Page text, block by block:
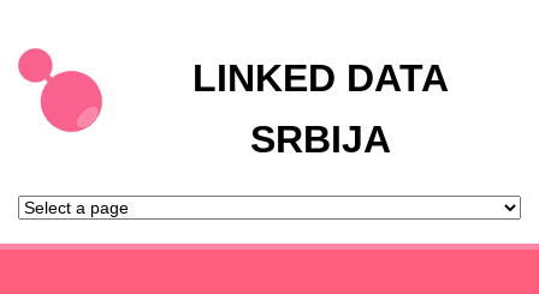
LINKED DATA
SRBIJA